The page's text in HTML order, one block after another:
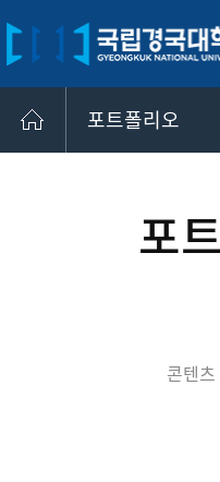
학
포트폴리오
포
콘텐